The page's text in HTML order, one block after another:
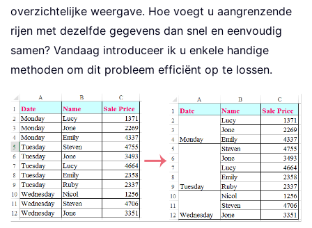
overzichtelijke weergave. Hoe voegt u aangrenzende
rijen met dezelfde gegevens dan snel en eenvoudig
samen? Vandaag introduceer ik u enkele handige
methoden om dit probleem efficiënt op te lossen.